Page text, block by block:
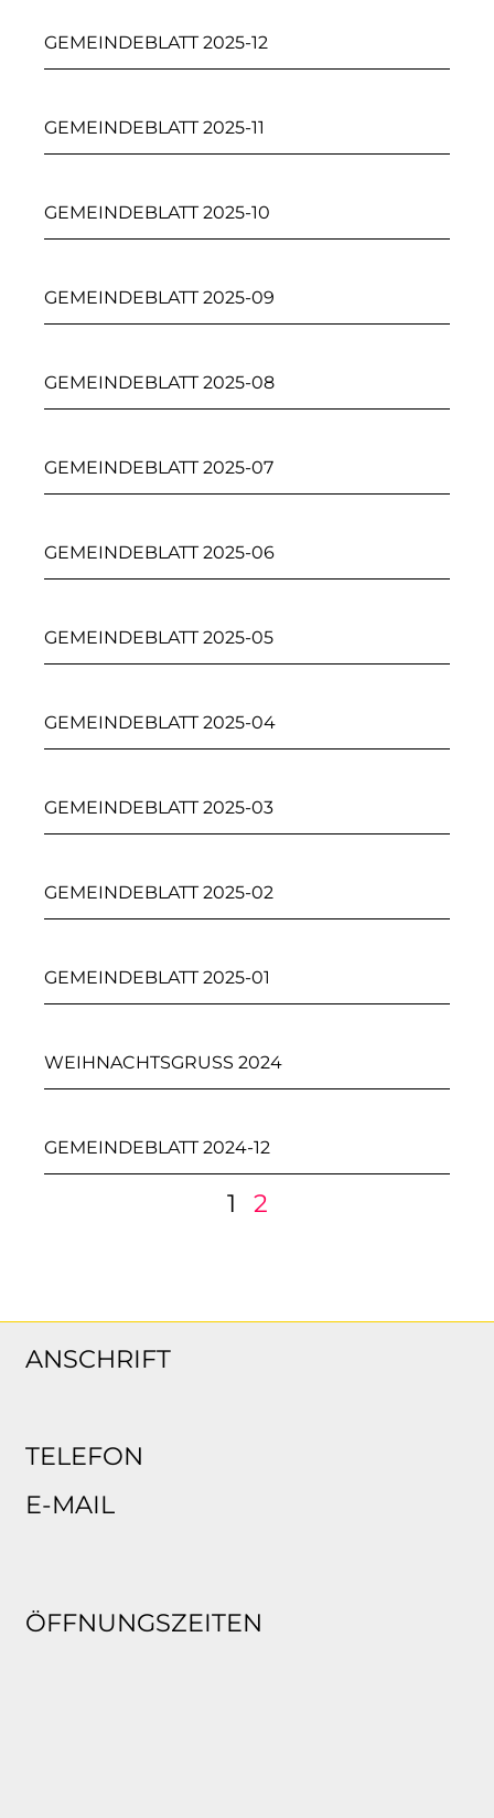
GEMEINDEBLATT 2025-12
GEMEINDEBLATT 2025-11
GEMEINDEBLATT 2025-10
GEMEINDEBLATT 2025-09
GEMEINDEBLATT 2025-08
GEMEINDEBLATT 2025-07
GEMEINDEBLATT 2025-06
GEMEINDEBLATT 2025-05
GEMEINDEBLATT 2025-04
GEMEINDEBLATT 2025-03
GEMEINDEBLATT 2025-02
GEMEINDEBLATT 2025-01
WEIHNACHTSGRUSS 2024
GEMEINDEBLATT 2024-12
1 2
ANSCHRIFT
TELEFON
E-MAIL
ÖFFNUNGSZEITEN